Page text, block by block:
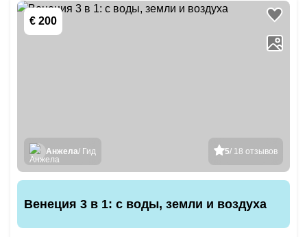
€ 200
5/ 18 отзывов
Анжела/ Гид
Венеция 3 в 1: с воды, земли и воздуха